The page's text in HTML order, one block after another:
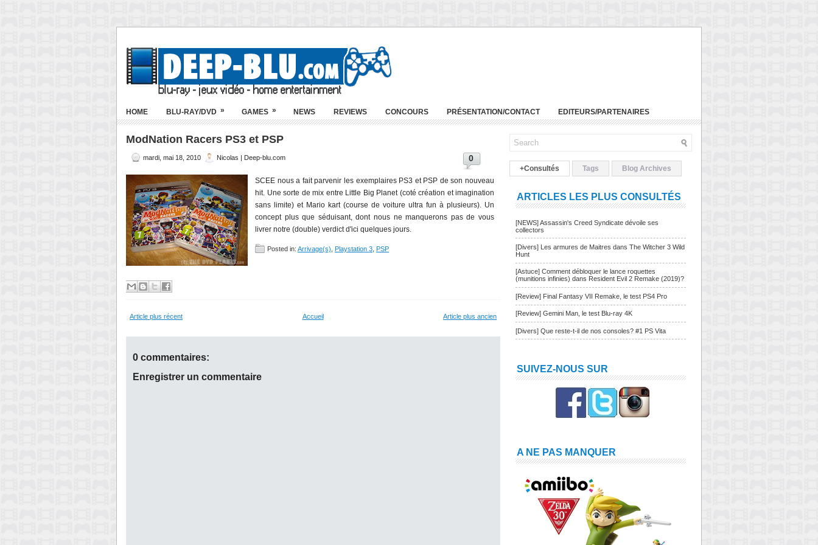
HOME BLU-RAY/DVD » GAMES » NEWS REVIEWS CONCOURS PRÉSENTATION/CONTACT EDITEURS/PARTENAIRES
ModNation Racers PS3 et PSP
mardi, mai 18, 2010 Nicolas | Deep-blu.com 0
SCEE nous a fait parvenir les exemplaires PS3 et PSP de son nouveau
hit. Une sorte de mix entre Little Big Planet (coté création et imagination
sans limite) et Mario kart (course de voiture ultra fun à plusieurs). Un
concept plus que séduisant, dont nous ne manquerons pas de vous
livrer notre (double) verdict d'ici quelques jours.
Posted in: Arrivage(s) Playstation 3 PSP
Article plus récent Article plus ancien
Accueil
0 commentaires:
Enregistrer un commentaire
+Consultés Tags Blog Archives
ARTICLES LES PLUS CONSULTÉS
[NEWS] Assassin's Creed Syndicate dévoile ses
collectors
[Divers] Les armures de Maitres dans The Witcher 3 Wild
Hunt
[Astuce] Comment débloquer le lance roquettes
(munitions infinies) dans Resident Evil 2 Remake (2019)?
[Review] Final Fantasy VII Remake, le test PS4 Pro
[Review] Gemini Man, le test Blu-ray 4K
[Divers] Que reste-t-il de nos consoles? #1 PS Vita
SUIVEZ-NOUS SUR
A NE PAS MANQUER